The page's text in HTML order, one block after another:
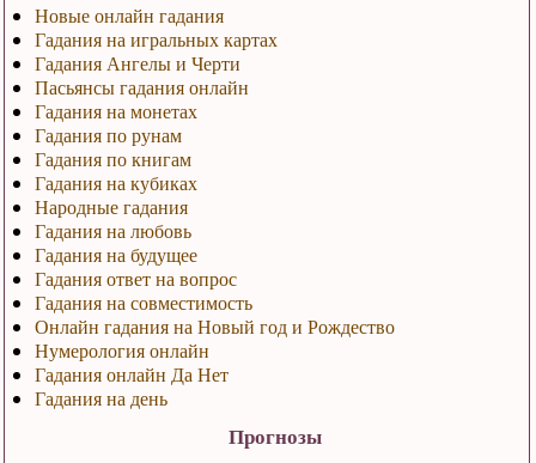
Новые онлайн гадания
Гадания на игральных картах
Гадания Ангелы и Черти
Пасьянсы гадания онлайн
Гадания на монетах
Гадания по рунам
Гадания по книгам
Гадания на кубиках
Народные гадания
Гадания на любовь
Гадания на будущее
Гадания ответ на вопрос
Гадания на совместимость
Онлайн гадания на Новый год и Рождество
Нумерология онлайн
Гадания онлайн Да Нет
Гадания на день
Прогнозы